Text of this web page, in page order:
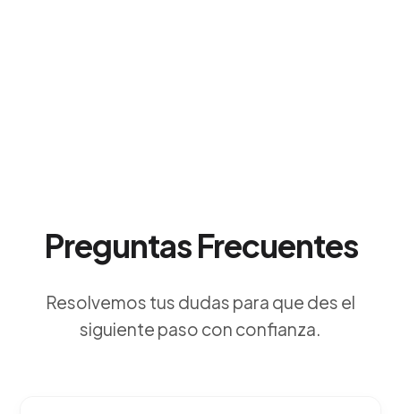
Preguntas Frecuentes
Resolvemos tus dudas para que des el
siguiente paso con confianza.